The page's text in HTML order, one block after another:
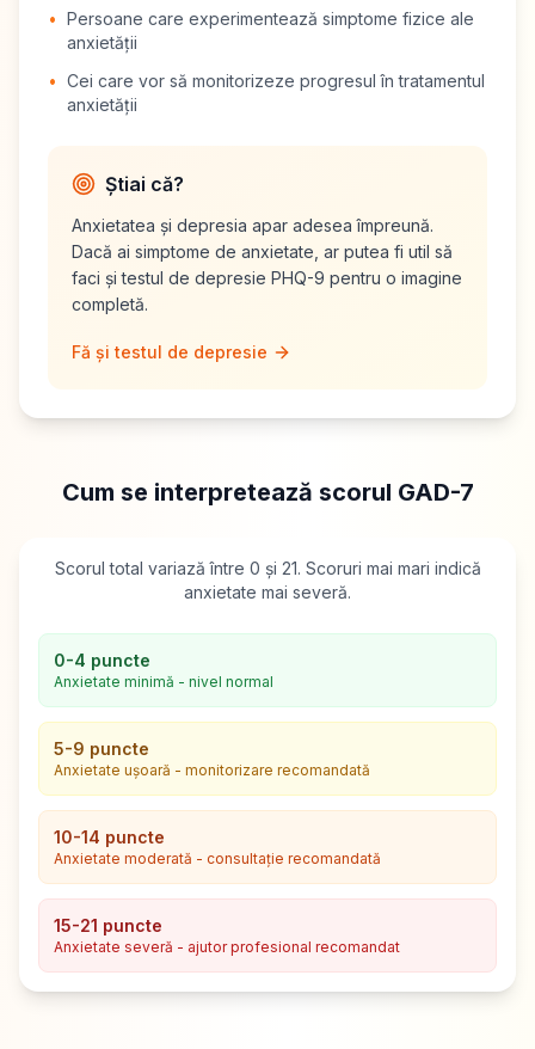
• Persoane care experimentează simptome fizice ale
anxietății
• Cei care vor să monitorizeze progresul în tratamentul
anxietății
Știai că?
Anxietatea și depresia apar adesea împreună.
Dacă ai simptome de anxietate, ar putea fi util să
faci și testul de depresie PHQ-9 pentru o imagine
completă.
Fă și testul de depresie
Cum se interpretează scorul GAD-7
Scorul total variază între 0 și 21. Scoruri mai mari indică
anxietate mai severă.
0-4 puncte
Anxietate minimă - nivel normal
5-9 puncte
Anxietate ușoară - monitorizare recomandată
10-14 puncte
Anxietate moderată - consultație recomandată
15-21 puncte
Anxietate severă - ajutor profesional recomandat